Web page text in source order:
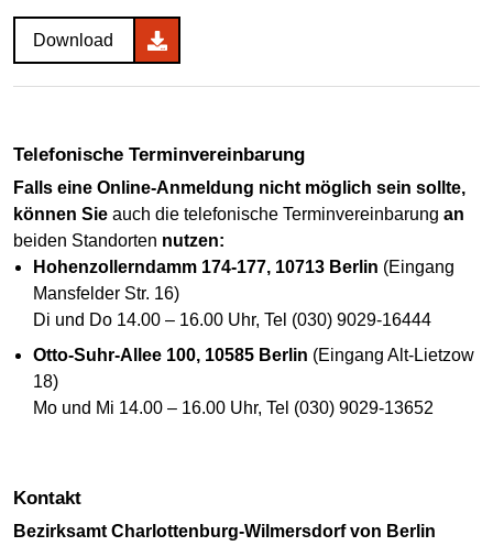
Download
Telefonische Terminvereinbarung
Falls eine Online-Anmeldung nicht möglich sein sollte,
können Sie auch die telefonische Terminvereinbarung an
beiden Standorten nutzen:
Hohenzollerndamm 174-177, 10713 Berlin (Eingang
Mansfelder Str. 16)
Di und Do 14.00 – 16.00 Uhr, Tel (030) 9029-16444
Otto-Suhr-Allee 100, 10585 Berlin (Eingang Alt-Lietzow
18)
Mo und Mi 14.00 – 16.00 Uhr, Tel (030) 9029-13652
Kontakt
Bezirksamt Charlottenburg-Wilmersdorf von Berlin